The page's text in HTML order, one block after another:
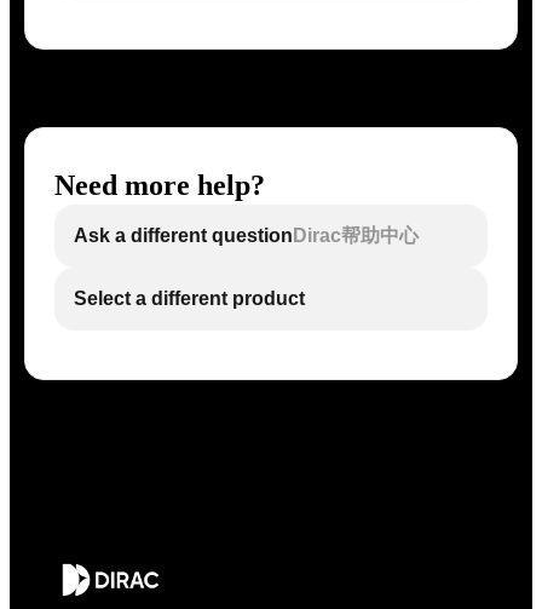
Need more help?
Ask a different question Dirac帮助中心
Select a different product